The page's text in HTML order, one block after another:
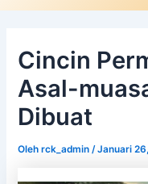
Cincin
Asal-
Dibuat
Olehrck_admin/Januari